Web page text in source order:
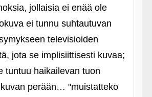
jollaisia ei enää ole
ei tunnu suhtautuvan
televisioiden
jota se implisiittisesti kuvaa;
tuntuu haikailevan tuon
perään… "muistatteko